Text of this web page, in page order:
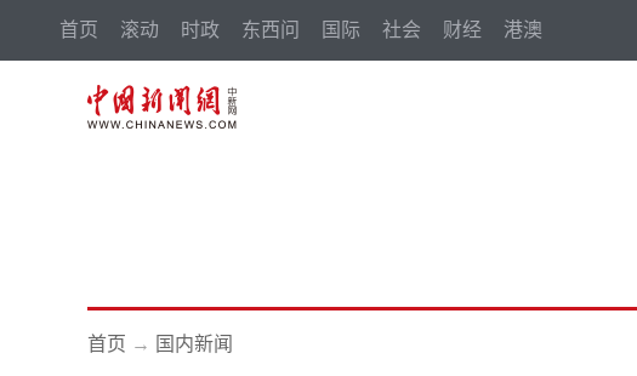
首页 滚动 时政 东西问 国际 社会 财经 港澳
首页 → 国内新闻